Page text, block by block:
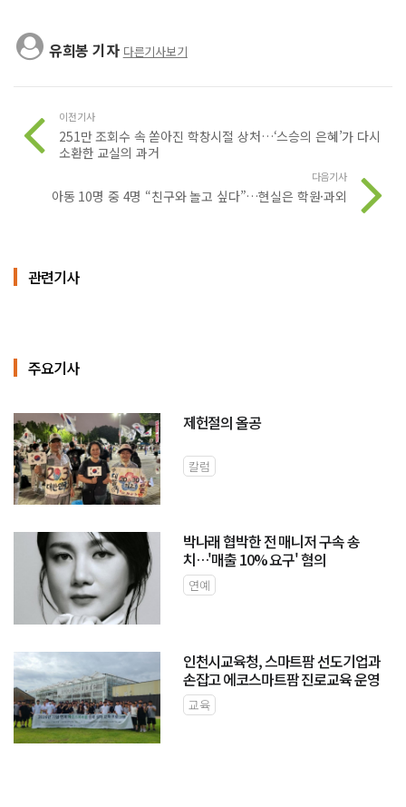
유희봉 기자 다른기사보기
이전기사
251만 조회수 속 쏟아진 학창시절 상처…‘스승의 은혜’가 다시
소환한 교실의 과거
다음기사
아동 10명 중 4명 “친구와 놀고 싶다”…현실은 학원·과외
관련기사
주요기사
제헌절의 올공
칼럼
박나래 협박한 전 매니저 구속 송
치…'매출 10% 요구' 혐의
연예
인천시교육청, 스마트팜 선도기업과
손잡고 에코스마트팜 진로교육 운영
교육